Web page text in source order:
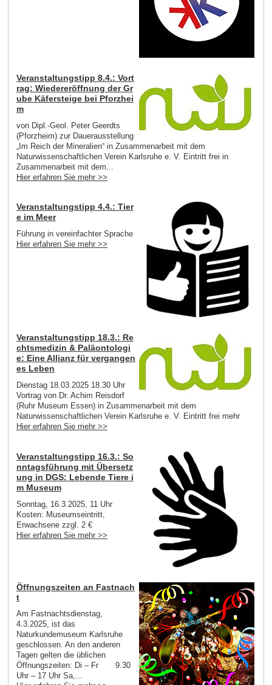
Veranstaltungstipp 8.4.: Vort
rag: Wiedereröffnung der Gr
ube Käfersteige bei Pforzhei
m
von Dipl.-Geol. Peter Geerdts
(Pforzheim) zur Dauerausstellung
„Im Reich der Mineralien“ in Zusammenarbeit mit dem
Naturwissenschaftlichen Verein Karlsruhe e. V. Eintritt frei in
Zusammenarbeit mit dem...
Hier erfahren Sie mehr >>
Veranstaltungstipp 4.4.: Tier
e im Meer
Führung in vereinfachter Sprache
Hier erfahren Sie mehr >>
Veranstaltungstipp 18.3.: Re
chtsmedizin & Paläontologi
e: Eine Allianz für vergangen
es Leben
Dienstag 18.03.2025 18.30 Uhr
Vortrag von Dr. Achim Reisdorf
(Ruhr Museum Essen) in Zusammenarbeit mit dem
Naturwissenschaftlichen Verein Karlsruhe e. V. Eintritt frei mehr
Hier erfahren Sie mehr >>
Veranstaltungstipp 16.3.: So
nntagsführung mit Übersetz
ung in DGS: Lebende Tiere i
m Museum
Sonntag, 16.3.2025, 11 Uhr
Kosten: Museumseintritt,
Erwachsene zzgl. 2 €
Hier erfahren Sie mehr >>
Öffnungszeiten an Fastnach
t
Am Fastnachtsdienstag,
4.3.2025, ist das
Naturkundemuseum Karlsruhe
geschlossen. An den anderen
Tagen gelten die üblichen
Öffnungszeiten: Di – Fr 9.30
Uhr – 17 Uhr Sa,...